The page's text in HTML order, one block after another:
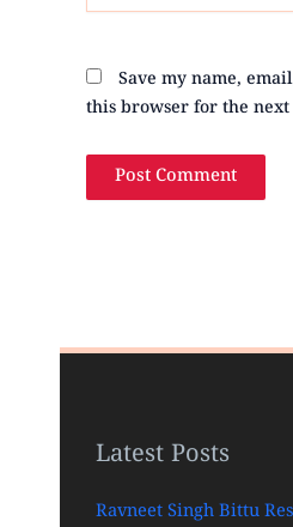
Save my name,
this browser for the
Latest Posts
Ravneet Singh Bittu